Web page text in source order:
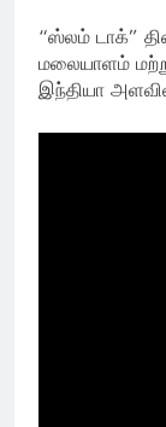
“ஸ்லம் டாக்”
மலையாளம்
இந்தியா